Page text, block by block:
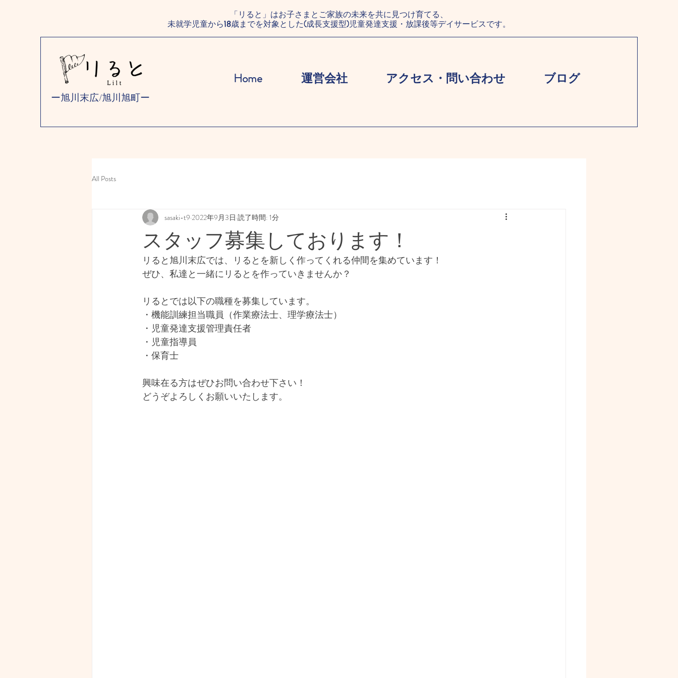
「リると」はお子さまとご家族の未来を共に見つけ育てる、
未就学児童から18歳までを対象とした(成長支援型)児童発達支援・放課後等デイサービスです。
ー旭川末広/旭川旭町ー
Home 運営会社 アクセス・問い合わせ ブログ
All Posts
スタッフ募集しております！
sasaki-t9 2022年9月3日 読了時間: 1分
リると旭川末広では、リるとを新しく作ってくれる仲間を集めています！
ぜひ、私達と一緒にリるとを作っていきませんか？
リるとでは以下の職種を募集しています。
・機能訓練担当職員（作業療法士、理学療法士）
・児童発達支援管理責任者
・児童指導員
・保育士
興味在る方はぜひお問い合わせ下さい！
どうぞよろしくお願いいたします。